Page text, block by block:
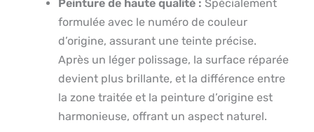
Peinture de haute qualité : Spécialement
formulée avec le numéro de couleur
d’origine, assurant une teinte précise.
Après un léger polissage, la surface réparée
devient plus brillante, et la différence entre
la zone traitée et la peinture d’origine est
harmonieuse, offrant un aspect naturel.